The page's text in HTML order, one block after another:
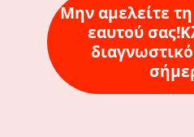
Μην αμελείτε
εαυτού